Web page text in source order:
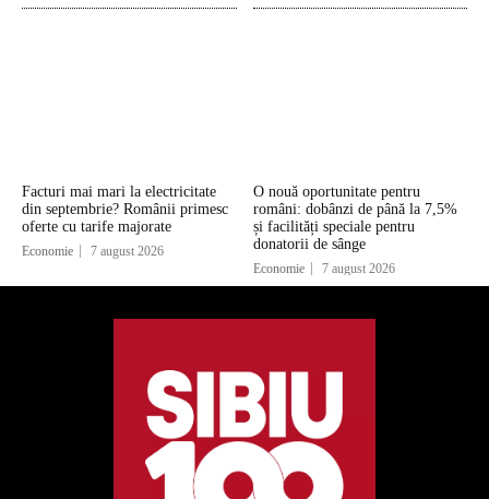
Facturi mai mari la electricitate
din septembrie? Românii primesc
oferte cu tarife majorate
Economie 7 august 2026
O nouă oportunitate pentru
români: dobânzi de până la 7,5%
și facilități speciale pentru
donatorii de sânge
Economie 7 august 2026